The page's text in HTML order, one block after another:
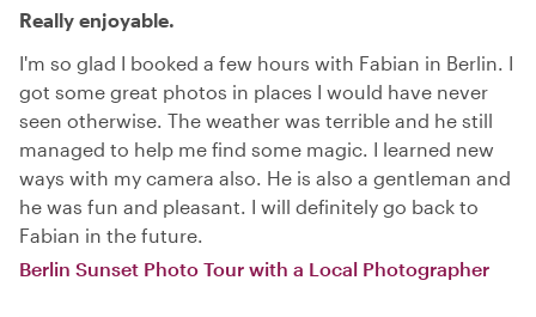
Really enjoyable.
I'm so glad I booked a few hours with Fabian in Berlin. I
got some great photos in places I would have never
seen otherwise. The weather was terrible and he still
managed to help me find some magic. I learned new
ways with my camera also. He is also a gentleman and
he was fun and pleasant. I will definitely go back to
Fabian in the future.
Berlin Sunset Photo Tour with a Local Photographer